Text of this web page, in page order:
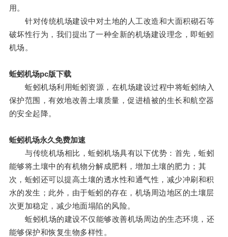
用。
针对传统机场建设中对土地的人工改造和大面积砌石等
破坏性行为，我们提出了一种全新的机场建设理念，即蚯蚓
机场。
蚯蚓机场pc版下载
蚯蚓机场利用蚯蚓资源，在机场建设过程中将蚯蚓纳入
保护范围，有效地改善土壤质量，促进植被的生长和航空器
的安全起降。
蚯蚓机场永久免费加速
与传统机场相比，蚯蚓机场具有以下优势：首先，蚯蚓
能够将土壤中的有机物分解成肥料，增加土壤的肥力；其
次，蚯蚓还可以提高土壤的透水性和通气性，减少冲刷和积
水的发生；此外，由于蚯蚓的存在，机场周边地区的土壤层
次更加稳定，减少地面塌陷的风险。
蚯蚓机场的建设不仅能够改善机场周边的生态环境，还
能够保护和恢复生物多样性。